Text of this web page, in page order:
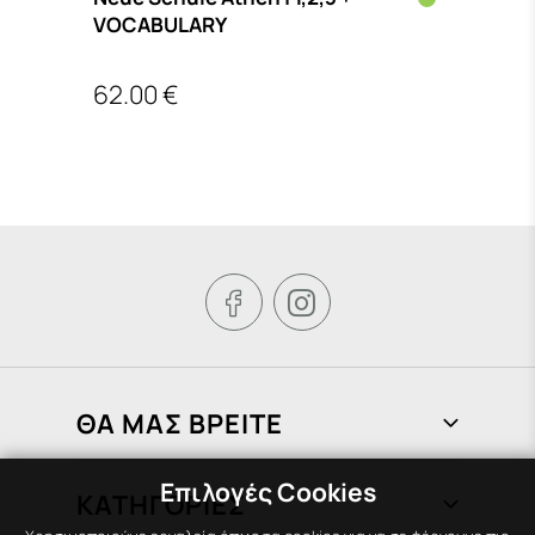
VOCABULARY
62.00 €
 
ΘΑ ΜΑΣ ΒΡΕΙΤΕ
Φραγκιάδων 72, Πειραιάς 185 37
ΚΑΤΗΓΟΡΙΕΣ
Επιλογές Cookies